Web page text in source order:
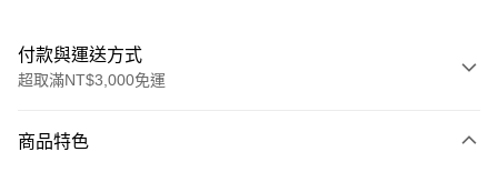
付款與運送方式
超取滿NT$3,000免運
信用卡一次付款
商品特色